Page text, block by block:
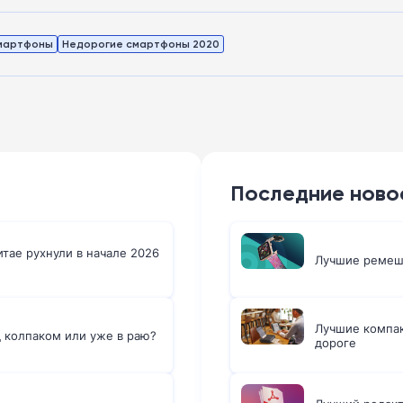
Недорогие смартфоны 2020
рухнули в начале 2026
колпаком или уже в раю?
Последние
Лучшие
Лучшие
дороге